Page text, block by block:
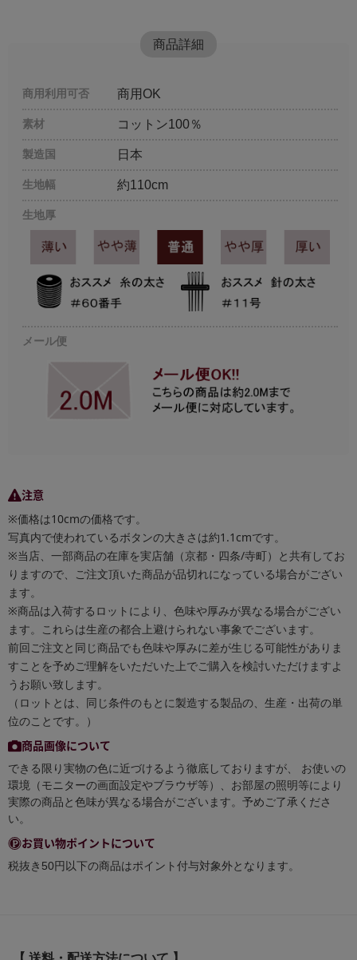
商品詳細
商用利用可否 商用OK
素材 コットン100％
製造国 日本
生地幅 約110cm
生地厚
メール便
注意
※価格は10cmの価格です。
写真内で使われているボタンの大きさは約1.1cmです。
※当店、一部商品の在庫を実店舗（京都・四条/寺町）と共有してお
りますので、ご注文頂いた商品が品切れになっている場合がござい
ます。
※商品は入荷するロットにより、色味や厚みが異なる場合がござい
ます。これらは生産の都合上避けられない事象でございます。
前回ご注文と同じ商品でも色味や厚みに差が生じる可能性がありま
すことを予めご理解をいただいた上でご購入を検討いただけますよ
うお願い致します。
（ロットとは、同じ条件のもとに製造する製品の、生産・出荷の単
位のことです。）
商品画像について
できる限り実物の色に近づけるよう徹底しておりますが、 お使いの
環境（モニターの画面設定やブラウザ等）、お部屋の照明等により
実際の商品と色味が異なる場合がございます。予めご了承くださ
い。
お買い物ポイントについて
税抜き50円以下の商品はポイント付与対象外となります。